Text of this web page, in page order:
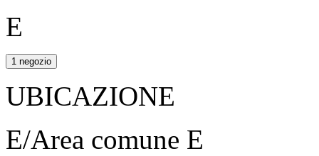
E
1 negozio
UBICAZIONE
E/Area comune E